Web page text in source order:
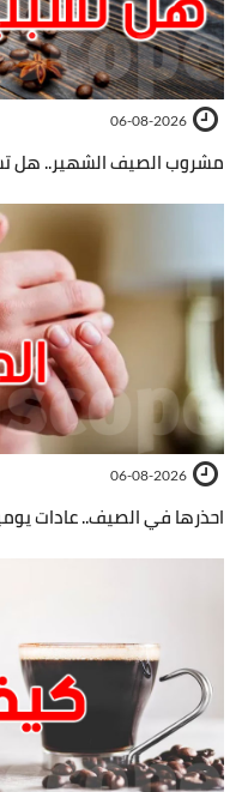
06-08-2026
مشروب الصيف الشهير.. هل
06-08-2026
احذرها في الصيف.. عادات